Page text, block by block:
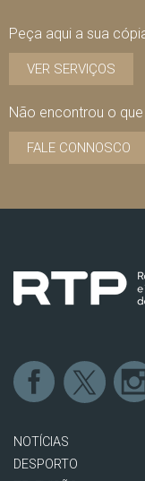
Peça aqui a sua
VER SERVIÇOS
Não encontrou o
FALE CONNOSCO
NOTÍCIAS
DESPORTO